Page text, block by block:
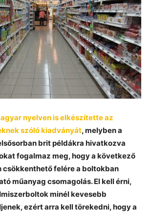
nyelven is elkészítette az
szóló kiadványát, melyben a
brit példákra hivatkozva
fogalmaz meg, hogy a következő
csökkenthető felére a boltokban
műanyag csomagolás. El kell érni,
minél kevesebb
ezért arra kell törekedni, hogy a